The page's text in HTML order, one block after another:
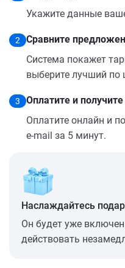
Укажите данные
2
Сравните
Система покажет
выберите лучший по
3
Оплатите и
Оплатите онлайн и
e-mail за 5 минут.
Наслаждайтесь
Он будет уже
действовать